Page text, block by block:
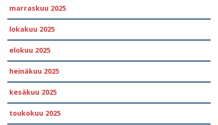
marraskuu 2025
lokakuu 2025
elokuu 2025
heinäkuu 2025
kesäkuu 2025
toukokuu 2025